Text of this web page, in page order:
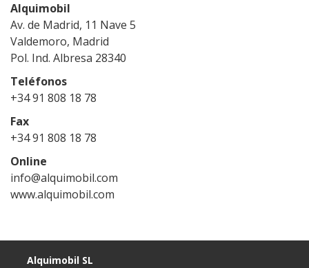
Alquimobil
Av. de Madrid, 11 Nave 5
Valdemoro, Madrid
Pol. Ind. Albresa 28340
Teléfonos
+34 91 808 18 78
Fax
+34 91 808 18 78
Online
info@alquimobil.com
www.alquimobil.com
Alquimobil SL